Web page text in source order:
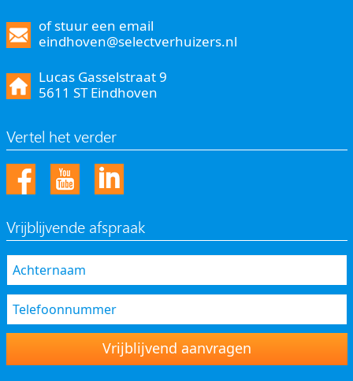
of stuur een email
eindhoven@selectverhuizers.nl
Lucas Gasselstraat 9
5611 ST Eindhoven
Vertel het verder
Vrijblijvende afspraak
Vrijblijvend aanvragen